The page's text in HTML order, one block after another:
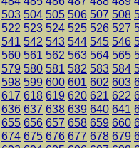
503 504 505 506 507 508
522 523 524 525 526 527
541 542 543 544 545 546
560 561 562 563 564 565
579 580 581 582 583 584
598 599 600 601 602 603
617 618 619 620 621 622
636 637 638 639 640 641
655 656 657 658 659 660
674 675 676 677 678 679